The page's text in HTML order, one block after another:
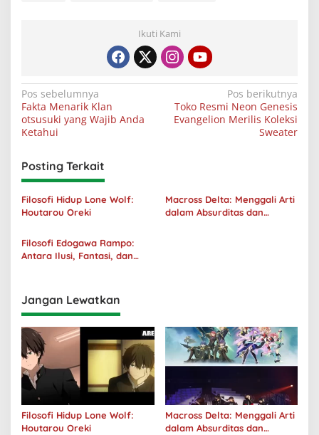
Ikuti Kami
Navigasi
pos
Pos sebelumnya
Fakta Menarik Klan
otsusuki yang Wajib Anda
Ketahui
Pos berikutnya
Toko Resmi Neon Genesis
Evangelion Merilis Koleksi
Sweater
Posting Terkait
Filosofi Hidup Lone Wolf:
Houtarou Oreki
Macross Delta: Menggali Arti
dalam Absurditas dan
Filosofi Edogawa Rampo:
Antara Ilusi, Fantasi, dan
Jangan Lewatkan
Filosofi Hidup Lone Wolf:
Houtarou Oreki
Macross Delta: Menggali Arti
dalam Absurditas dan